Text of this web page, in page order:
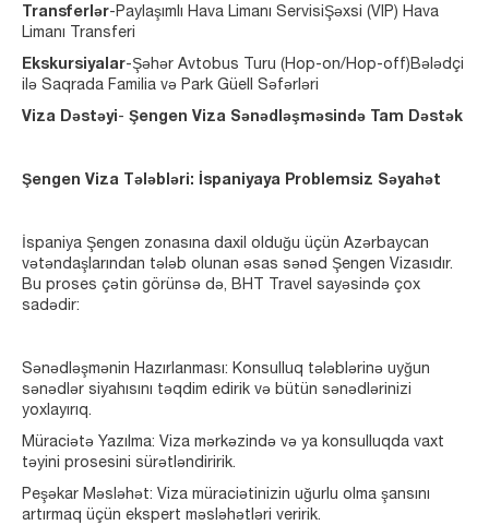
Transferlər-Paylaşımlı Hava Limanı ServisiŞəxsi (VIP) Hava
Limanı Transferi
Ekskursiyalar-Şəhər Avtobus Turu (Hop-on/Hop-off)Bələdçi
ilə Saqrada Familia və Park Güell Səfərləri
Viza Dəstəyi- Şengen Viza Sənədləşməsində Tam Dəstək
Şengen Viza Tələbləri: İspaniyaya Problemsiz Səyahət
İspaniya Şengen zonasına daxil olduğu üçün Azərbaycan
vətəndaşlarından tələb olunan əsas sənəd Şengen Vizasıdır.
Bu proses çətin görünsə də, BHT Travel sayəsində çox
sadədir:
Sənədləşmənin Hazırlanması: Konsulluq tələblərinə uyğun
sənədlər siyahısını təqdim edirik və bütün sənədlərinizi
yoxlayırıq.
Müraciətə Yazılma: Viza mərkəzində və ya konsulluqda vaxt
təyini prosesini sürətləndiririk.
Peşəkar Məsləhət: Viza müraciətinizin uğurlu olma şansını
artırmaq üçün ekspert məsləhətləri veririk.